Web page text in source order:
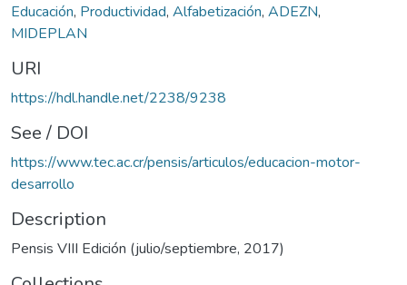
Educación, Productividad, Alfabetización, ADEZN,
MIDEPLAN
URI
https://hdl.handle.net/2238/9238
See / DOI
https://www.tec.ac.cr/pensis/articulos/educacion-motor-
desarrollo
Description
Pensis VIII Edición (julio/septiembre, 2017)